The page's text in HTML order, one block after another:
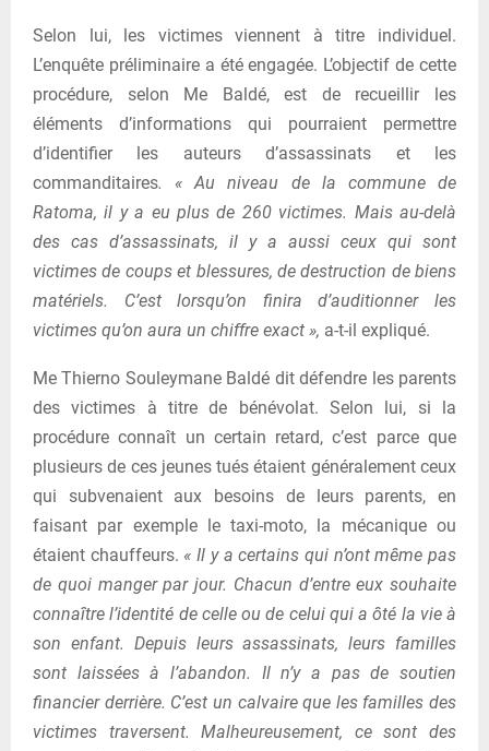
Selon lui, les victimes viennent à titre individuel.
L’enquête préliminaire a été engagée. L’objectif de cette
procédure, selon Me Baldé, est de recueillir les
éléments d’informations qui pourraient permettre
d’identifier les auteurs d’assassinats et les
commanditaires. « Au niveau de la commune de
Ratoma, il y a eu plus de 260 victimes. Mais au-delà
des cas d’assassinats, il y a aussi ceux qui sont
victimes de coups et blessures, de destruction de biens
matériels. C’est lorsqu’on finira d’auditionner les
victimes qu’on aura un chiffre exact », a-t-il expliqué.
Me Thierno Souleymane Baldé dit défendre les parents
des victimes à titre de bénévolat. Selon lui, si la
procédure connaît un certain retard, c’est parce que
plusieurs de ces jeunes tués étaient généralement ceux
qui subvenaient aux besoins de leurs parents, en
faisant par exemple le taxi-moto, la mécanique ou
étaient chauffeurs. « Il y a certains qui n’ont même pas
de quoi manger par jour. Chacun d’entre eux souhaite
connaître l’identité de celle ou de celui qui a ôté la vie à
son enfant. Depuis leurs assassinats, leurs familles
sont laissées à l’abandon. Il n’y a pas de soutien
financier derrière. C’est un calvaire que les familles des
victimes traversent. Malheureusement, ce sont des